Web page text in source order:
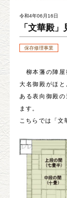
令和4年06月16日
「文華殿
保存修理事業
柳本藩の陣屋
大名御殿がほ
ある表向御殿
ます。
こちらでは「文